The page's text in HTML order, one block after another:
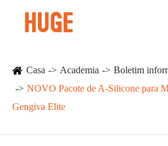
Casa Academia
Boletim
NOVO Pacote de A-Silicone para
Gengiva Elite